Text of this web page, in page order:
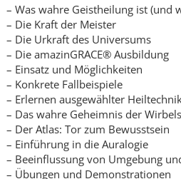
– Was wahre Geistheilung ist (und
– Die Kraft der Meister
– Die Urkraft des Universums
– Die amazinGRACE® Ausbildung
– Einsatz und Möglichkeiten
– Konkrete Fallbeispiele
– Erlernen ausgewählter
– Das wahre Geheimnis der
– Der Atlas: Tor zum Bewusstsein
– Einführung in die Auralogie
– Beeinflussung von Umgebung
– Übungen und Demonstrationen